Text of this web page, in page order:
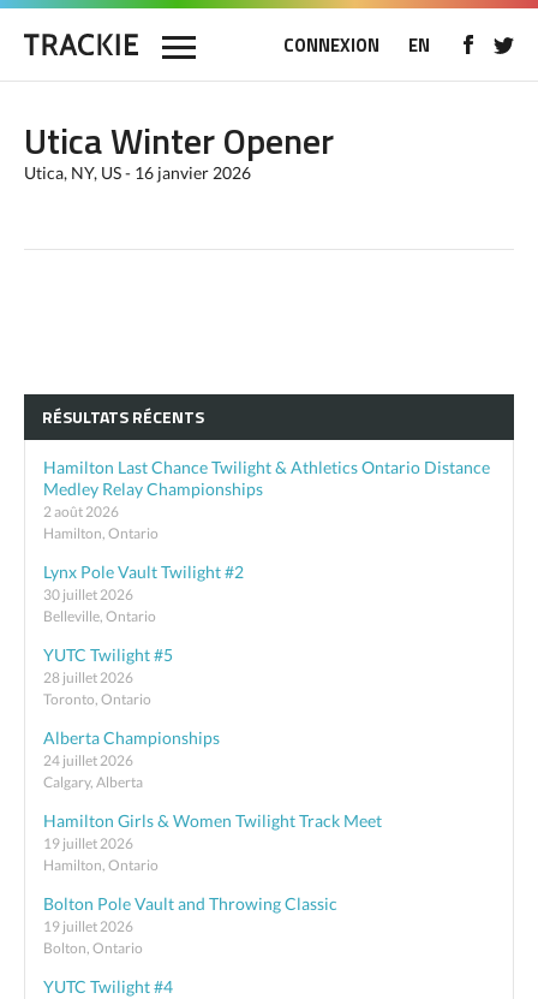
CONNEXION EN
Utica Winter Opener
Utica, NY, US - 16 janvier 2026
RÉSULTATS RÉCENTS
Hamilton Last Chance Twilight & Athletics Ontario Distance
Medley Relay Championships
2 août 2026
Hamilton, Ontario
Lynx Pole Vault Twilight #2
30 juillet 2026
Belleville, Ontario
YUTC Twilight #5
28 juillet 2026
Toronto, Ontario
Alberta Championships
24 juillet 2026
Calgary, Alberta
Hamilton Girls & Women Twilight Track Meet
19 juillet 2026
Hamilton, Ontario
Bolton Pole Vault and Throwing Classic
19 juillet 2026
Bolton, Ontario
YUTC Twilight #4